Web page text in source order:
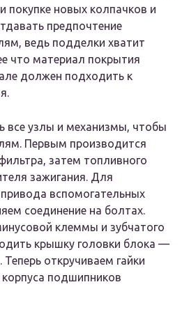
покупке новых колпачков и
предпочтение
ведь подделки хватит
что материал покрытия
должен подходить к
все узлы и механизмы, чтобы
Первым производится
затем топливного
зажигания. Для
вспомогательных
соединение на болтах.
клеммы и зубчатого
крышку головки блока —
откручиваем гайки
корпуса подшипников